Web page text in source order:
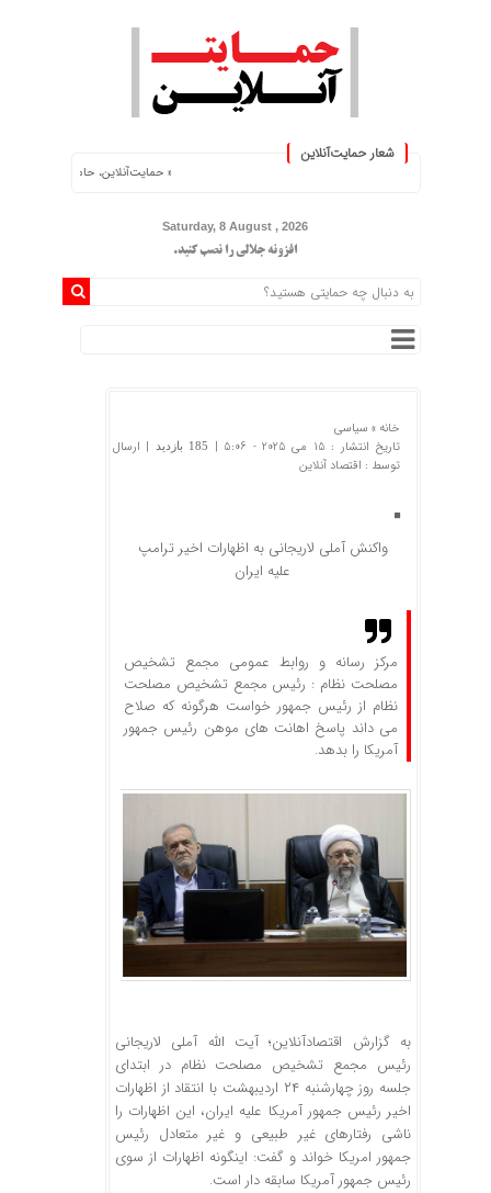
شعار حمایت‌آنلاین
« حمایت‌آنلاین، حامی همه مردم ایران »
Saturday, 8 August , 2026
افزونه جلالی را نصب کنید.
خانه » سیاسی
تاریخ انتشار : 15 می 2025 - 5:06 |
185 بازدید
| ارسال
توسط : اقتصاد آنلاین
واکنش آملی لاریجانی به اظهارات اخیر ترامپ
علیه ایران
مرکز رسانه و روابط عمومی مجمع تشخیص
مصلحت نظام : رئیس مجمع تشخیص مصلحت
نظام از رئیس جمهور خواست هرگونه که صلاح
می داند پاسخ اهانت های موهن رئیس جمهور
آمریکا را بدهد.
به گزارش اقتصادآنلاین؛ آیت الله آملی لاریجانی
رئیس مجمع تشخیص مصلحت نظام در ابتدای
جلسه روز چهارشنبه ۲۴ اردیبهشت با انتقاد از اظهارات
اخیر رئیس جمهور آمریکا علیه ایران، این اظهارات را
ناشی رفتارهای غیر طبیعی و غیر متعادل رئیس
جمهور امریکا خواند و گفت: اینگونه اظهارات از سوی
رئیس جمهور آمریکا سابقه دار است.